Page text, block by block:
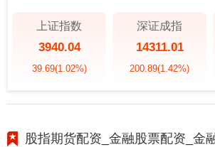
上证指数
3940.04
39.69(1.02%)
深证成指
14311.01
200.89(1.42%)
股指期货配资_金融股票配资_金